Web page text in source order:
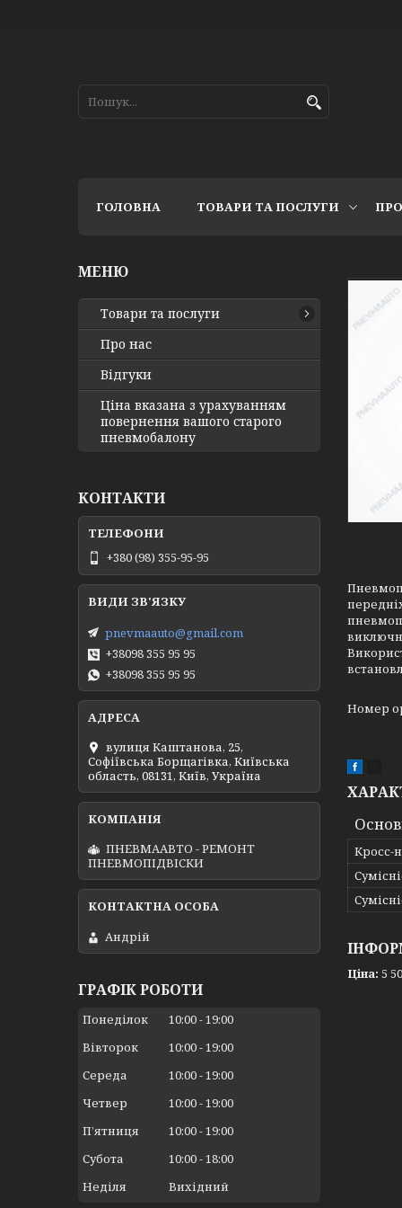
ГОЛОВНА ТОВАРИ ТА ПОСЛУГИ
Номер
Кросс-
Ціна: 5
Товари та послуги
Про нас
Відгуки
Ціна вказана з урахуванням
повернення вашого старого
пневмобалону
КОНТАКТИ
+380 (98) 355-95-95
pnevmaauto@gmail.com
+38098 355 95 95
+38098 355 95 95
вулиця Каштанова, 25,
Софіївська Борщагівка, Київська
область, 08131, Київ, Україна
ПНЕВМААВТО - РЕМОНТ
ПНЕВМОПІДВІСКИ
Андрій
ГРАФІК РОБОТИ
Понеділок 10:00 19:00
Вівторок
10:00 19:00
Середа
10:00 19:00
Четвер
10:00 19:00
Пʼятниця
10:00 19:00
Субота
10:00 18:00
Неділя
Вихідний